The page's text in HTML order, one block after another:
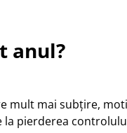
anul?
mult mai subțire,
la pierderea